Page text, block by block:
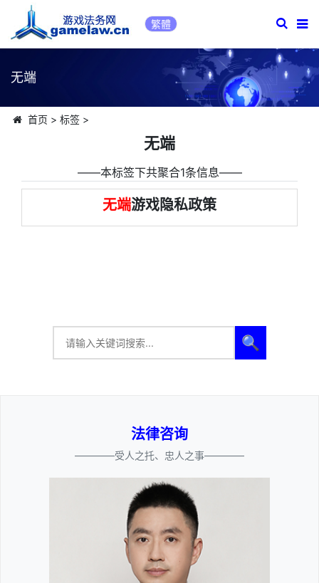
繁體
无端
首页 > 标签>
无端
――本标签下共聚合1条信息――
无端游戏隐私政策
🔍
法律咨询
————受人之托、忠人之事————